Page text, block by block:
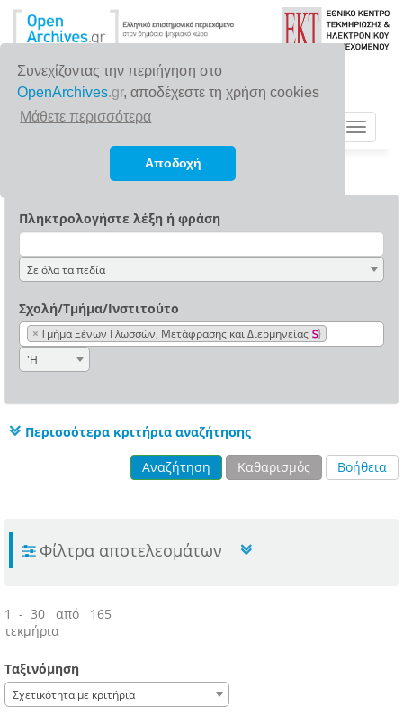
Συνεχίζοντας την περιήγηση στο
OpenArchives.gr, αποδέχεστε τη χρήση cookies
Μάθετε περισσότερα
Αποδοχή
Toggle
Πληκτρολογήστε λέξη ή φράση
Σε όλα τα πεδία
Σχολή/Τμήμα/Ινστιτούτο
×Tμήμα Ξένων Γλωσσών, Mετάφρασης και Διερμηνείας
'Η
Περισσότερα κριτήρια αναζήτησης
Αναζήτηση Καθαρισμός Βοήθεια
Φίλτρα αποτελεσμάτων
1 - 30 από 165
τεκμήρια
Ταξινόμηση
Σχετικότητα με κριτήρια